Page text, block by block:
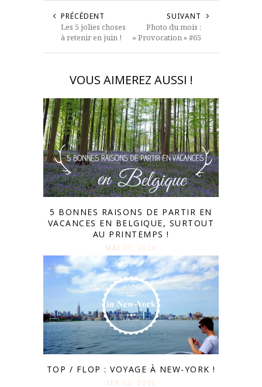
PRÉCÉDENT
Les 5 jolies choses
à retenir en juin !
SUIVANT
Photo du mois :
« Provocation » #65
VOUS AIMEREZ AUSSI !
5 BONNES RAISONS DE PARTIR EN
VACANCES EN BELGIQUE, SURTOUT
AU PRINTEMPS !
MAI 07. 2018
TOP / FLOP : VOYAGE À NEW-YORK !
SEP 12. 2016